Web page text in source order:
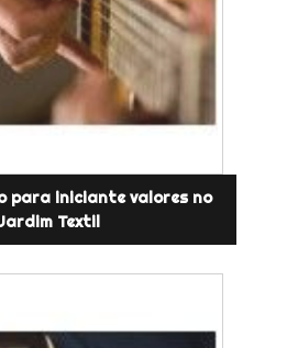
para iniciante valores no
Jardim Textil